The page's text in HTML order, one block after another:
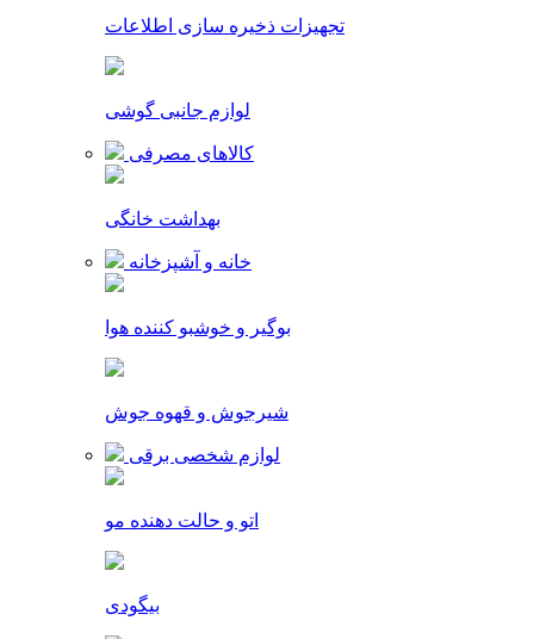
تجهیزات ذخیره سازی اطلاعات
لوازم جانبی گوشی
کالاهای مصرفی
بهداشت خانگی
خانه و آشپزخانه
بوگیر و خوشبو کننده هوا
شیرجوش و قهوه جوش
لوازم شخصی برقی
اتو و حالت دهنده مو
بیگودی